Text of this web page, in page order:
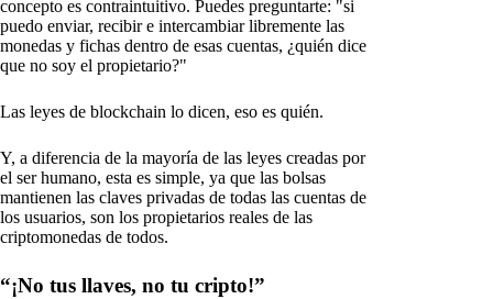
concepto es contraintuitivo. Puedes preguntarte: "si
puedo enviar, recibir e intercambiar libremente las
monedas y fichas dentro de esas cuentas, ¿quién dice
que no soy el propietario?"
Las leyes de blockchain lo dicen, eso es quién.
Y, a diferencia de la mayoría de las leyes creadas por
el ser humano, esta es simple, ya que las bolsas
mantienen las claves privadas de todas las cuentas de
los usuarios, son los propietarios reales de las
criptomonedas de todos.
“¡No tus llaves, no tu cripto!”